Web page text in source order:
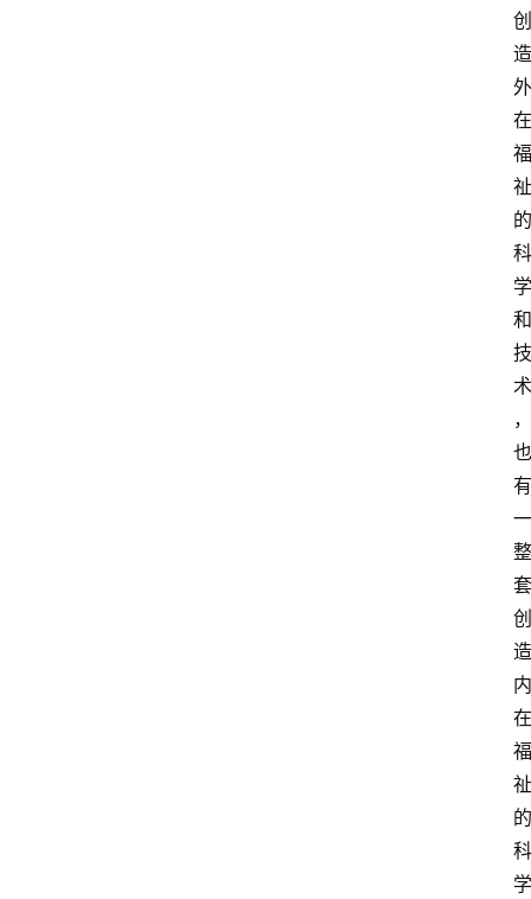
创
造
外
在
福
祉
的
科
学
和
技
术
，
也
有
一
整
套
创
造
内
在
福
祉
的
科
学